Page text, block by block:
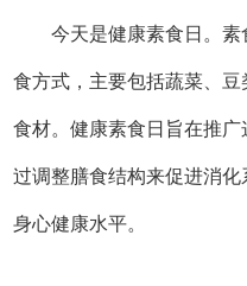
今天是健康素食日。
食方式，主要包括蔬菜、
食材。健康素食日旨在推广
过调整膳食结构来促进消
身心健康水平。